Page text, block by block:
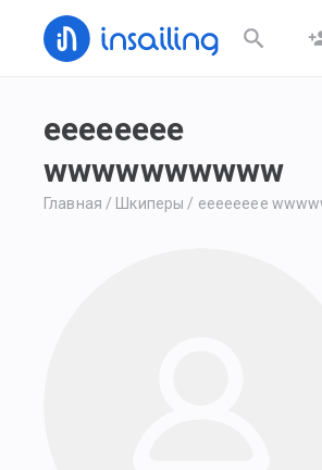
eeeeeeee
wwwwwwwwww
Главная / Шкиперы / eeeeeeee